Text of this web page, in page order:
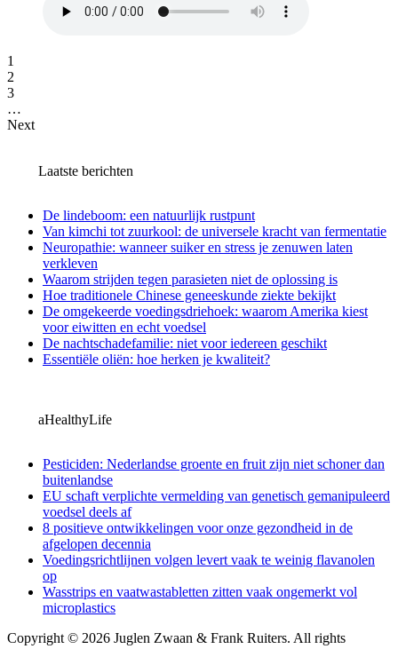
1
2
3
…
Next
Laatste berichten
De lindeboom: een natuurlijk rustpunt
Van kimchi tot zuurkool: de universele kracht van fermentatie
Neuropathie: wanneer suiker en stress je zenuwen laten
verkleven
Waarom strijden tegen parasieten niet de oplossing is
Hoe traditionele Chinese geneeskunde ziekte bekijkt
De omgekeerde voedingsdriehoek: waarom Amerika kiest
voor eiwitten en echt voedsel
De nachtschadefamilie: niet voor iedereen geschikt
Essentiële oliën: hoe herken je kwaliteit?
aHealthyLife
Pesticiden: Nederlandse groente en fruit zijn niet schoner dan
buitenlandse
EU schaft verplichte vermelding van genetisch gemanipuleerd
voedsel deels af
8 positieve ontwikkelingen voor onze gezondheid in de
afgelopen decennia
Voedingsrichtlijnen volgen levert vaak te weinig flavanolen
op
Wasstrips en vaatwastabletten zitten vaak ongemerkt vol
microplastics
Copyright © 2026 Juglen Zwaan & Frank Ruiters. All rights